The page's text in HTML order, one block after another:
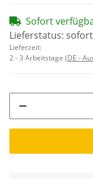
Sofort
Lieferstatus:
Lieferzeit:
2 - 3 Arbeitstage (DE -